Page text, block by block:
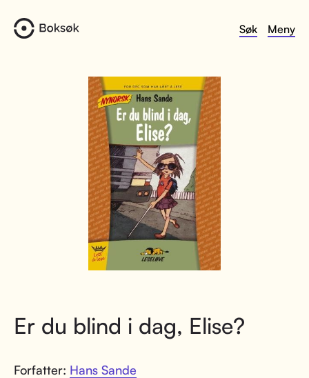
Søk Meny
Er du blind i dag, Elise?
Forfatter: Hans Sande